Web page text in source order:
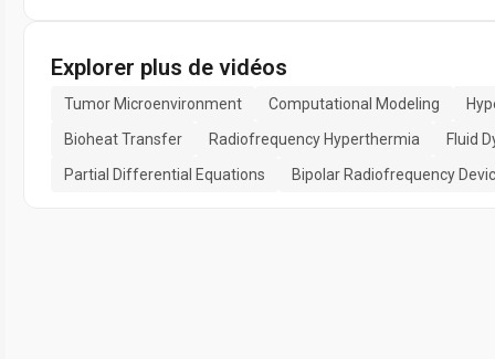
Explorer plus de vidéos
Tumor Microenvironment Computational Modeling
Bioheat Transfer
Radiofrequency Hyperthermia
Fluid
Partial Differential Equations
Bipolar Radiofrequency